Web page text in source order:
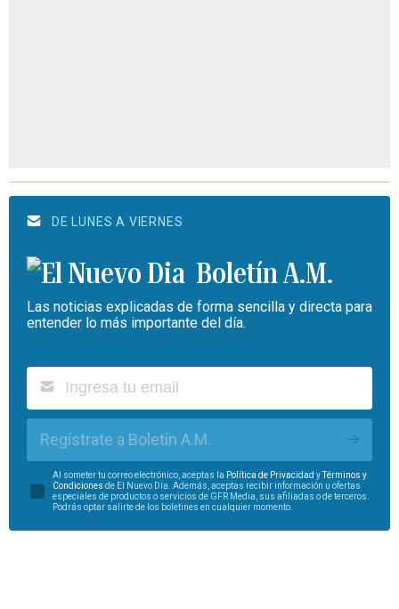
DE LUNES A VIERNES
Boletín A.M.
Las noticias explicadas de forma sencilla y directa para
entender lo más importante del día.
Regístrate a Boletín A.M.
Al someter tu correo electrónico, aceptas la Política de Privacidad yTérminos y
Condiciones de El Nuevo Día. Además, aceptas recibir información u ofertas
especiales de productos o servicios de GFR Media, sus afiliadas o de terceros.
Podrás optar salirte de los boletines en cualquier momento.